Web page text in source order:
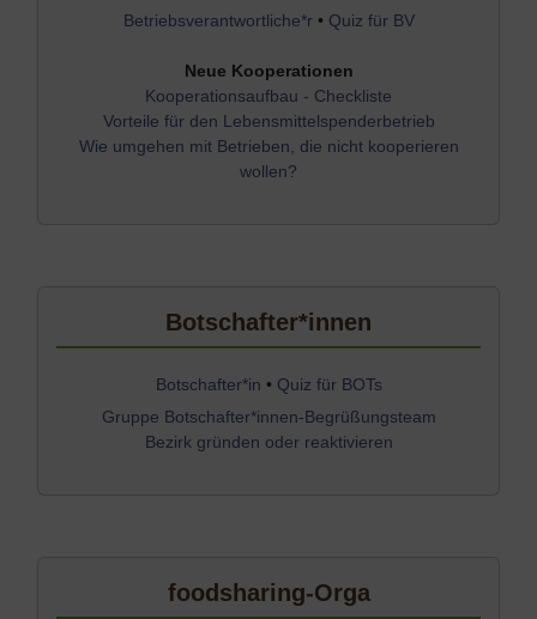
Betriebsverantwortliche*r• Quiz für BV
Neue Kooperationen
Kooperationsaufbau - Checkliste
Vorteile für den Lebensmittelspenderbetrieb
Wie umgehen mit Betrieben, die nicht kooperieren
wollen?
Botschafter*innen
Botschafter*in • Quiz für BOTs
Gruppe Botschafter*innen-Begrüßungsteam
Bezirk gründen oder reaktivieren
foodsharing-Orga